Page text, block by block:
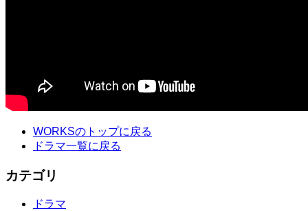
WORKSのトップに戻る
ドラマ一覧に戻る
カテゴリ
ドラマ